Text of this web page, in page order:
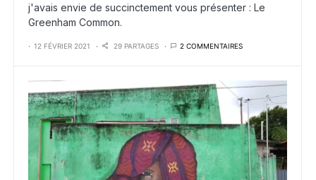
j'avais envie de succinctement vous présenter : Le
Greenham Common.
12 FÉVRIER 2021 29 PARTAGES 2 COMMENTAIRES